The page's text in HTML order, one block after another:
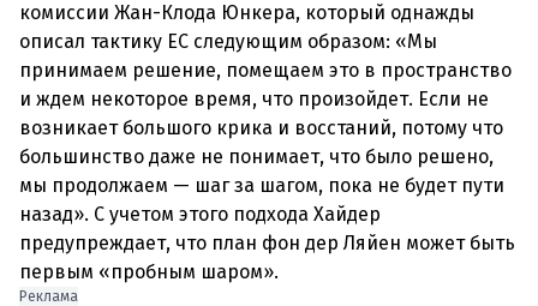
комиссии Жан-Клода Юнкера, который однажды
описал тактику ЕС следующим образом: «Мы
принимаем решение, помещаем это в пространство
и ждем некоторое время, что произойдет. Если не
возникает большого крика и восстаний, потому что
большинство даже не понимает, что было решено,
мы продолжаем — шаг за шагом, пока не будет пути
назад». С учетом этого подхода Хайдер
предупреждает, что план фон дер Ляйен может быть
первым «пробным шаром».
Реклама